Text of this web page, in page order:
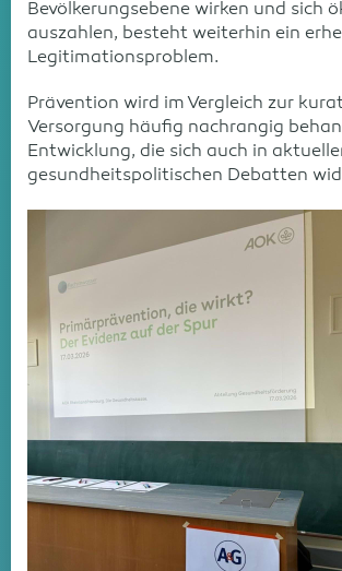
Bevölkerungsebene wirken und sich
auszahlen, besteht weiterhin ein
Legitimationsproblem.
Prävention wird im Vergleich zur
Versorgung häufig nachrangig
Entwicklung, die sich auch in
gesundheitspolitischen Debatten